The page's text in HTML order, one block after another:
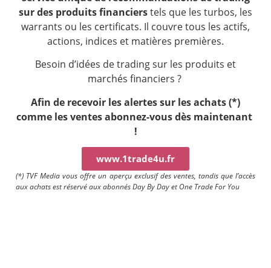
sur des produits financierstels que les turbos, les
warrants ou les certificats. Il couvre tous les actifs,
actions, indices et matières premières.
Besoin d’idées de trading sur les produits et
marchés financiers ?
Afin de recevoir les alertes sur les achats (*)
comme les ventes abonnez-vous dès maintenant
!
www.1trade4u.fr
(*) TVF Media vous offre un aperçu exclusif des ventes, tandis que l’accès
aux achats est réservé aux abonnés Day By Day et One Trade For You